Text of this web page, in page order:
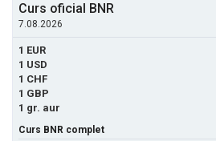
Curs oficial BNR
7.08.2026
1 EUR
1 USD
1 CHF
1 GBP
1 gr. aur
Curs BNR complet